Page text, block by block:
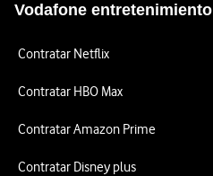
Vodafone entretenimiento
Contratar Netflix
Contratar HBO Max
Contratar Amazon Prime
Contratar Disney plus